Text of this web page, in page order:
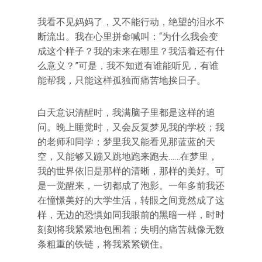
我看不见妈妈了，又不能行动，绝望的泪水不
断流出。我在心里拼命喊叫：“为什么我会变
成这个样子？我的未来在哪里？我活着还有什
么意义？”可是，我不知道有谁能听见，有谁
能帮我，只能这样孤独而痛苦地挨日子。
白天意识清醒时，我满脑子里都是这样的追
问。晚上睡觉时，又会反复梦见我的学校；我
的老师和同学；梦里我又能看见那蓝蓝的天
空，又能够又蹦又跳地跑来跑去……在梦里，
我的世界依旧是那样的清晰，那样的美好。可
是一觉醒来，一切都成了泡影。一年多前我还
在憧憬美好的大学生活，转眼之间竟然成了这
样，无边的恐惧如同我眼前的黑暗一样，时时
刻刻将我紧紧地包围着；失明的痛苦就像无数
条粗重的铁链，将我紧紧锁住。